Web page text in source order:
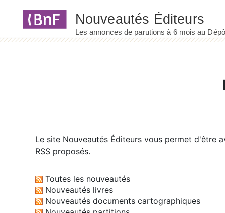
Le site Nouveautés Éditeurs vous permet d'être
RSS proposés.
Toutes les nouveautés
Nouveautés livres
Nouveautés documents cartographiques